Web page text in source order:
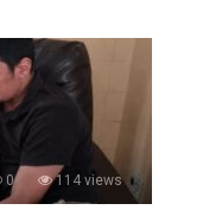
0 114 views